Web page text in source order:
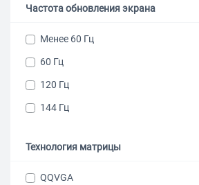
Частота обновления экрана
Менее 60 Гц
60 Гц
120 Гц
144 Гц
Технология матрицы
QQVGA